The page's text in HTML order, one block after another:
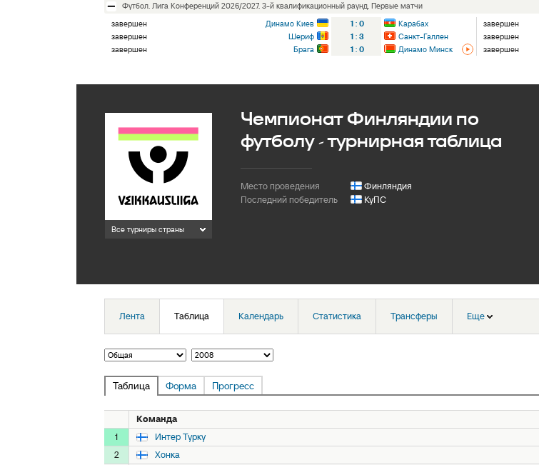
футбол. Лига Конференций 2026/2027. 3-й квалификационный раунд. Первые матчи
завершен
Динамо Киев 1 : 0 Карабах завершен
завершен
Шериф 1 : 3 Санкт-Галлен завершен
завершен
Брага 1 : 0 Динамо Минск завершен
Все турниры страны
Чемпионат Финляндии по
футболу - турнирная таблица
Место проведения
Финляндия
Последний победитель
КуПС
Лента Таблица Календарь Статистика Трансферы Еще
Таблица Форма Прогресс
Команда
1
Интер Турку
2
Хонка